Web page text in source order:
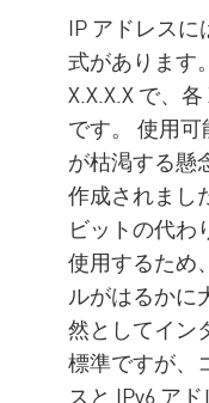
TCP/IP と
チェック
ーション
企業情報
IP アドレスに
式があります
X.X.X.X で、
です。 使用
が枯渇する懸
作成されまし
ビットの代わ
使用するため
ルがはるかに
然としてイン
標準ですが、
スと IPv6 ア